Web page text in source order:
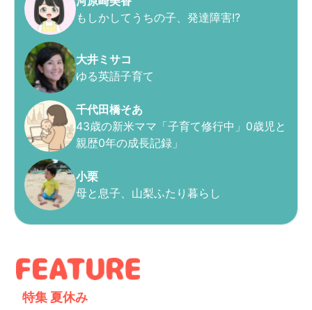
もしかしてうちの子、発達障害!?
大井ミサコ
ゆる英語子育て
千代田橋そあ
43歳の新米ママ「子育て修行中」0歳児と
親歴0年の成長記録」
小栗
母と息子、山梨ふたり暮らし
特集 夏休み